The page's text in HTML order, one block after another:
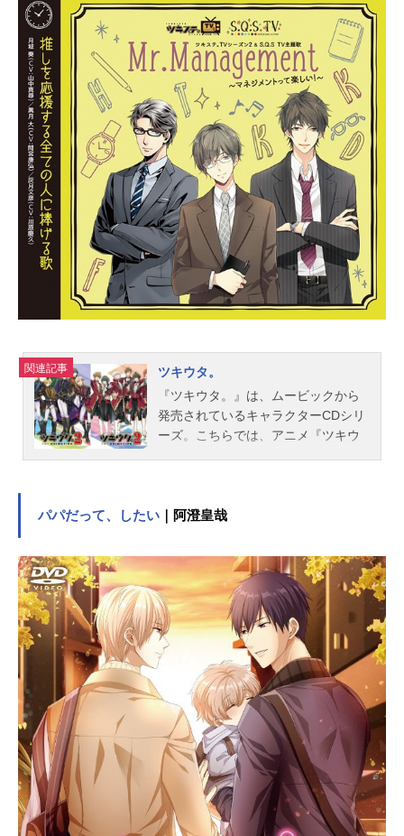
スマな彼らにはノーダメージ。むし
ろそういった逆境を糧にさらなるカ
リスマを生成し、見事な『カリスマ
チャージ』を蓄積させていく。チャ
ージの先にあるものとは……!?凡人
にはよくわからないと思いますがこ
れはカリスマたちの物語です。作品
名カリスマキャスト伊藤ふみや：小
野友樹草薙理解：山中真尋本橋依央
利：福原かつみ猿川慧：細田健太湊
大瀬：日向朔公テラ：大河元気天堂
天彦：橋詰知久中神総右衛門：立花
慎之介虎姫柊：大野智敬アジアのカ
リスマ：神谷浩史スタッフ原作：Daz
edCO.,LTD. 松原秀音楽製作：EVIL
LINERECORDSキャラクターデザイ
ALCOLONY.(C)2021Charisma(C)Da
zedCo,LtdAllrightsreserved.『カリス
マ』公式サイト『カリスマ』公式X
（Twitter） 「カリスマ」のグッズを
探す
関連記事
ツキウタ。
『ツキウタ。』は、ムービックから
発売されているキャラクターCDシリ
ーズ。こちらでは、アニメ『ツキウ
パパだって、したい ｜阿澄皇哉